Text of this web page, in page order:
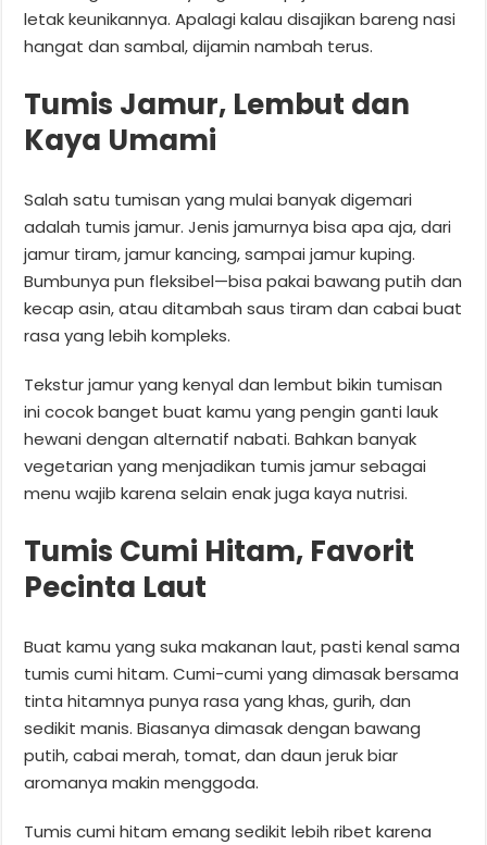
letak keunikannya. Apalagi kalau disajikan bareng nasi
hangat dan sambal, dijamin nambah terus.
Tumis Jamur, Lembut dan
Kaya Umami
Salah satu tumisan yang mulai banyak digemari
adalah tumis jamur. Jenis jamurnya bisa apa aja, dari
jamur tiram, jamur kancing, sampai jamur kuping.
Bumbunya pun fleksibel—bisa pakai bawang putih dan
kecap asin, atau ditambah saus tiram dan cabai buat
rasa yang lebih kompleks.
Tekstur jamur yang kenyal dan lembut bikin tumisan
ini cocok banget buat kamu yang pengin ganti lauk
hewani dengan alternatif nabati. Bahkan banyak
vegetarian yang menjadikan tumis jamur sebagai
menu wajib karena selain enak juga kaya nutrisi.
Tumis Cumi Hitam, Favorit
Pecinta Laut
Buat kamu yang suka makanan laut, pasti kenal sama
tumis cumi hitam. Cumi-cumi yang dimasak bersama
tinta hitamnya punya rasa yang khas, gurih, dan
sedikit manis. Biasanya dimasak dengan bawang
putih, cabai merah, tomat, dan daun jeruk biar
aromanya makin menggoda.
Tumis cumi hitam emang sedikit lebih ribet karena